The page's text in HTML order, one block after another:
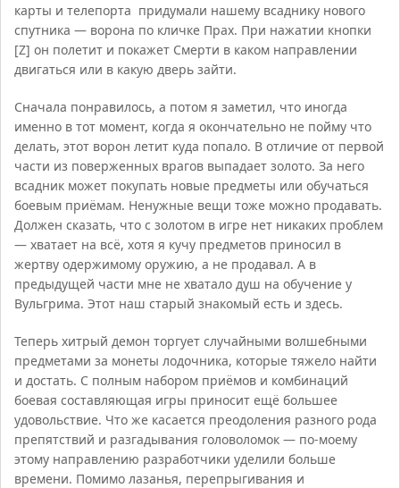
карты и телепорта придумали нашему всаднику нового
спутника — ворона по кличке Прах. При нажатии кнопки
[Z] он полетит и покажет Смерти в каком направлении
двигаться или в какую дверь зайти.
Сначала понравилось, а потом я заметил, что иногда
именно в тот момент, когда я окончательно не пойму что
делать, этот ворон летит куда попало. В отличие от первой
части из поверженных врагов выпадает золото. За него
всадник может покупать новые предметы или обучаться
боевым приёмам. Ненужные вещи тоже можно продавать.
Должен сказать, что с золотом в игре нет никаких проблем
— хватает на всё, хотя я кучу предметов приносил в
жертву одержимому оружию, а не продавал. А в
предыдущей части мне не хватало душ на обучение у
Вульгрима. Этот наш старый знакомый есть и здесь.
Теперь хитрый демон торгует случайными волшебными
предметами за монеты лодочника, которые тяжело найти
и достать. С полным набором приёмов и комбинаций
боевая составляющая игры приносит ещё большее
удовольствие. Что же касается преодоления разного рода
препятствий и разгадывания головоломок — по-моему
этому направлению разработчики уделили больше
времени. Помимо лазанья, перепрыгивания и